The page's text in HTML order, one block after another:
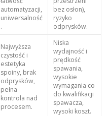
automatyzacji,
uniwersalność
.
bez osłon),
ryzyko
odprysków.
Najwyższa
czystość i
estetyka
spoiny, brak
odprysków,
pełna
kontrola nad
procesem.
Niska
wydajność i
prędkość
spawania,
wysokie
wymagania co
do kwalifikacji
spawacza,
wysoki koszt.